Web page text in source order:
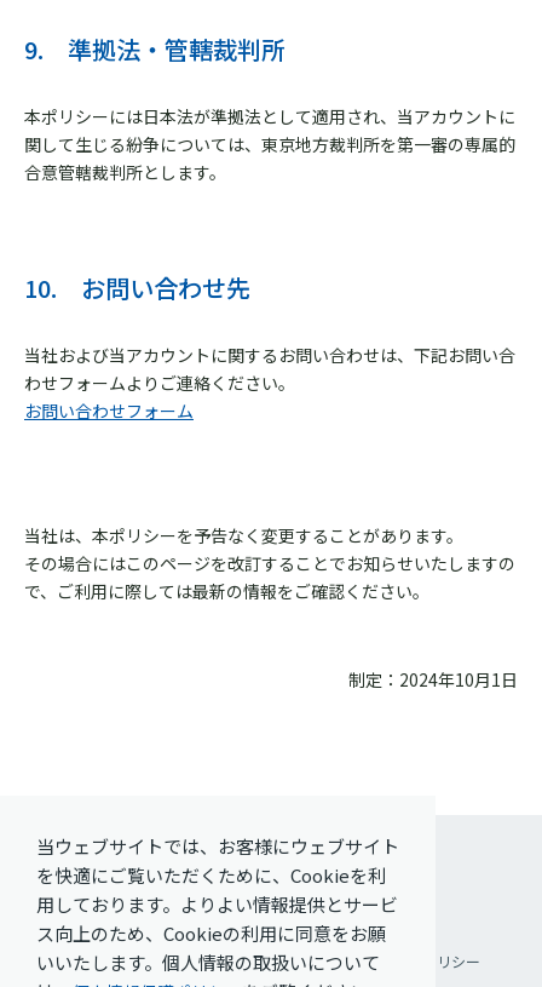
当ウェブサイトでは、お客様にウェブサイト
を快適にご覧いただくために、Cookieを利
用しております。よりよい情報提供とサービ
ス向上のため、Cookieの利用に同意をお願
いいたします。個人情報の取扱いについて
9. 準拠法・管轄裁判所
本ポリシーには日本法が準拠法として適用され、当アカウントに
関して生じる紛争については、東京地方裁判所を第一審の専属的
合意管轄裁判所とします。
10. お問い合わせ先
当社および当アカウントに関するお問い合わせは、下記お問い合
わせフォームよりご連絡ください。
お問い合わせフォーム
当社は、本ポリシーを予告なく変更することがあります。
その場合にはこのページを改訂することでお知らせいたしますの
で、ご利用に際しては最新の情報をご確認ください。
制定：2024年10月1日
ご利用条件 個人情報保護方針 ソーシャルメディアポリシー